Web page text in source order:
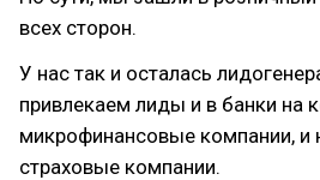
всех сторон.
У нас так и осталась
привлекаем лиды и в банки на
микрофинансовые компании, и
страховые компании.